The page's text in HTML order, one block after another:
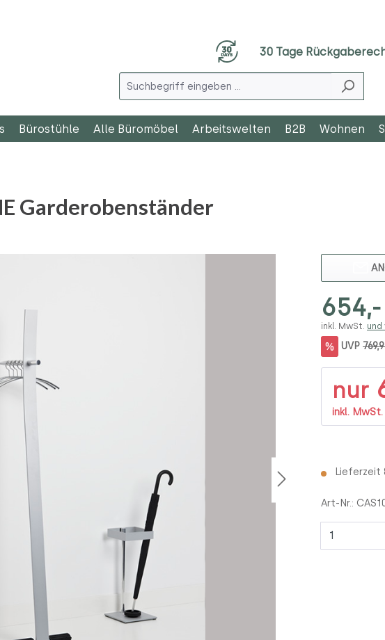
30 Tage
Bürostühle Alle Büromöbel Arbeitswelten B2B Wohnen
Garderobenständer
inkl. MwSt.
% UVP
nur
inkl.
Lieferzeit
Art-Nr.:
Anzahl